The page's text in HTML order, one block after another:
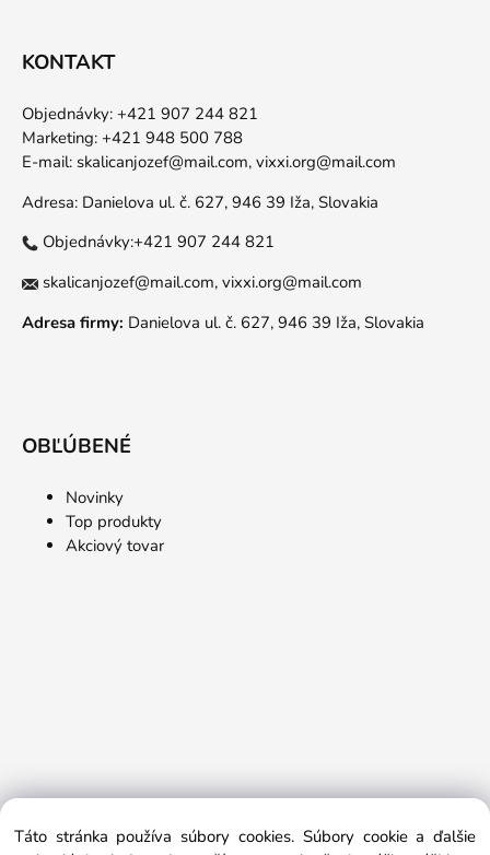
KONTAKT
Objednávky: +421 907 244 821
Marketing: +421 948 500 788
E-mail: skalicanjozef@mail.com, vixxi.org@mail.com
Adresa: Danielova ul. č. 627, 946 39 Iža, Slovakia
Objednávky:+421 907 244 821
skalicanjozef@mail.com, vixxi.org@mail.com
Adresa firmy: Danielova ul. č. 627, 946 39 Iža, Slovakia
OBĽÚBENÉ
Novinky
Top produkty
Akciový tovar
Táto stránka používa súbory cookies. Súbory cookie a ďalšie